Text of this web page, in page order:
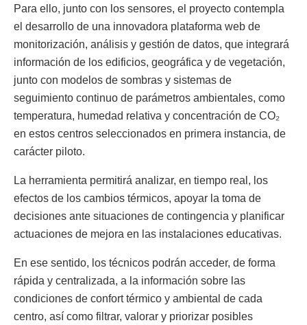
Para ello, junto con los sensores, el proyecto contempla
el desarrollo de una innovadora plataforma web de
monitorización, análisis y gestión de datos, que integrará
información de los edificios, geográfica y de vegetación,
junto con modelos de sombras y sistemas de
seguimiento continuo de parámetros ambientales, como
temperatura, humedad relativa y concentración de CO₂
en estos centros seleccionados en primera instancia, de
carácter piloto.
La herramienta permitirá analizar, en tiempo real, los
efectos de los cambios térmicos, apoyar la toma de
decisiones ante situaciones de contingencia y planificar
actuaciones de mejora en las instalaciones educativas.
En ese sentido, los técnicos podrán acceder, de forma
rápida y centralizada, a la información sobre las
condiciones de confort térmico y ambiental de cada
centro, así como filtrar, valorar y priorizar posibles